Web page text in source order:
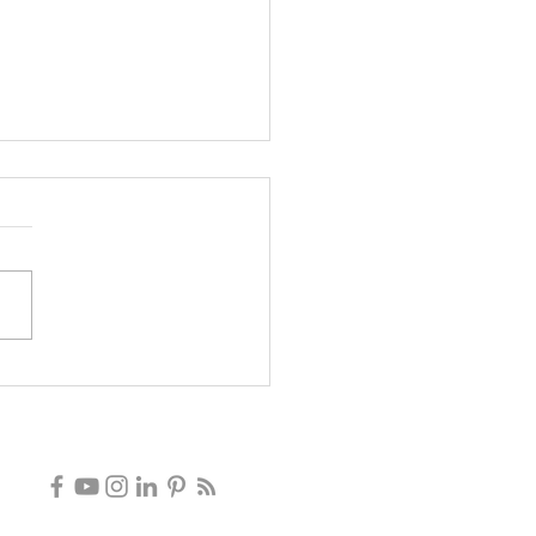
in difesa al corpo in